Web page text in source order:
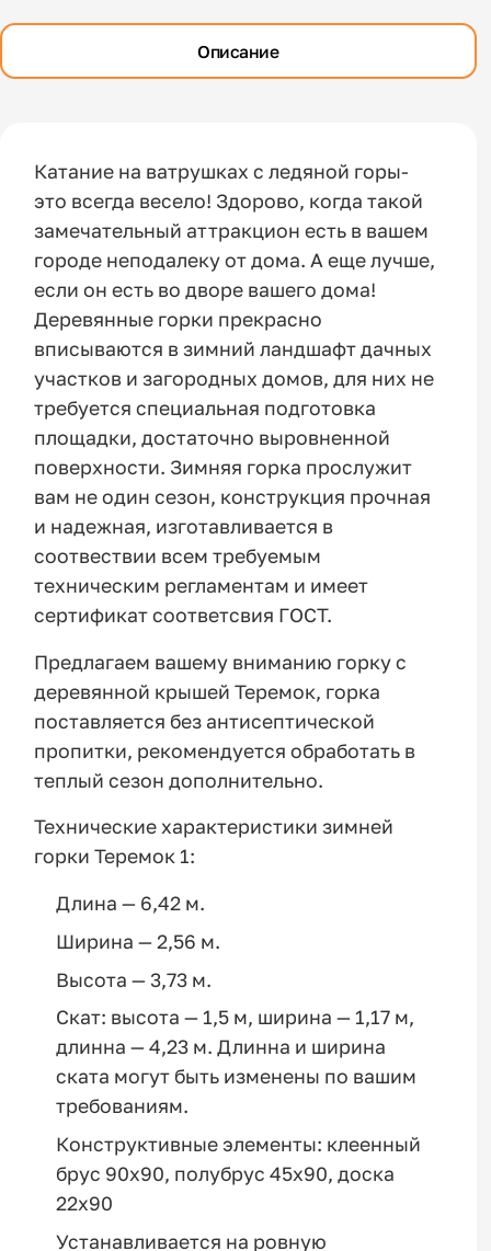
Описание
Катание на ватрушках с ледяной горы-
это всегда весело! Здорово, когда такой
замечательный аттракцион есть в вашем
городе неподалеку от дома. А еще лучше,
если он есть во дворе вашего дома!
Деревянные горки прекрасно
вписываются в зимний ландшафт дачных
участков и загородных домов, для них не
требуется специальная подготовка
площадки, достаточно выровненной
поверхности. Зимняя горка прослужит
вам не один сезон, конструкция прочная
и надежная, изготавливается в
соотвествии всем требуемым
техническим регламентам и имеет
сертификат соответсвия ГОСТ.
Предлагаем вашему вниманию горку с
деревянной крышей Теремок, горка
поставляется без антисептической
пропитки, рекомендуется обработать в
теплый сезон дополнительно.
Технические характеристики зимней
горки Теремок 1:
Длина — 6,42 м.
Ширина — 2,56 м.
Высота — 3,73 м.
Скат: высота — 1,5 м, ширина — 1,17 м,
длинна — 4,23 м. Длинна и ширина
ската могут быть изменены по вашим
требованиям.
Конструктивные элементы: клеенный
брус 90х90, полубрус 45х90, доска
22х90
Устанавливается на ровную